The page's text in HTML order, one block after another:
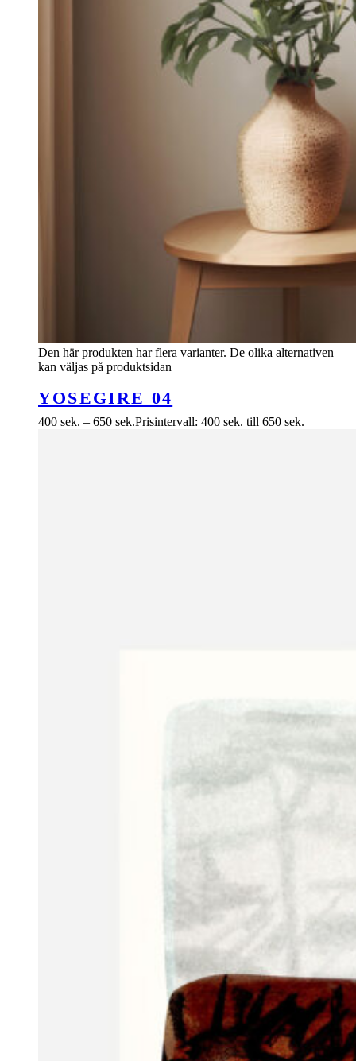
Den här produkten har flera varianter. De olika alternativen
kan väljas på produktsidan
YOSEGIRE 04
400 sek. – 650 sek.Prisintervall: 400 sek. till 650 sek.